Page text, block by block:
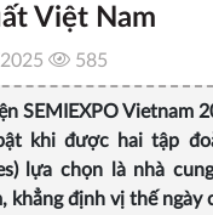
Việt Nam
585
SEMIEXPO Vietnam
khi được hai tập
lựa chọn là nhà
khẳng định vị thế